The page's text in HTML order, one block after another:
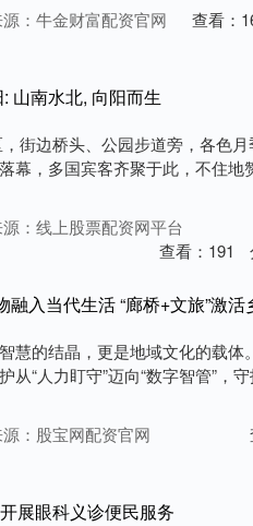
：牛金财富配资官网 查看：
山南水北, 向阳而生
街边桥头、公园步道旁，各色
幕，多国宾客齐聚于此，不住地
：线上股票配资网平台
查看： 191
融入当代生活 “廊桥+文旅”激
慧的结晶，更是地域文化的载体
从“人力盯守”迈向“数字智管”，
：股宝网配资官网
展眼科义诊便民服务